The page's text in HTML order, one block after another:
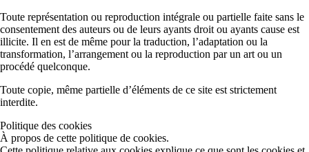
Toute représentation ou reproduction intégrale ou partielle faite sans le
consentement des auteurs ou de leurs ayants droit ou ayants cause est
illicite. Il en est de même pour la traduction, l’adaptation ou la
transformation, l’arrangement ou la reproduction par un art ou un
procédé quelconque.
Toute copie, même partielle d’éléments de ce site est strictement
interdite.
Politique des cookies
À propos de cette politique de cookies.